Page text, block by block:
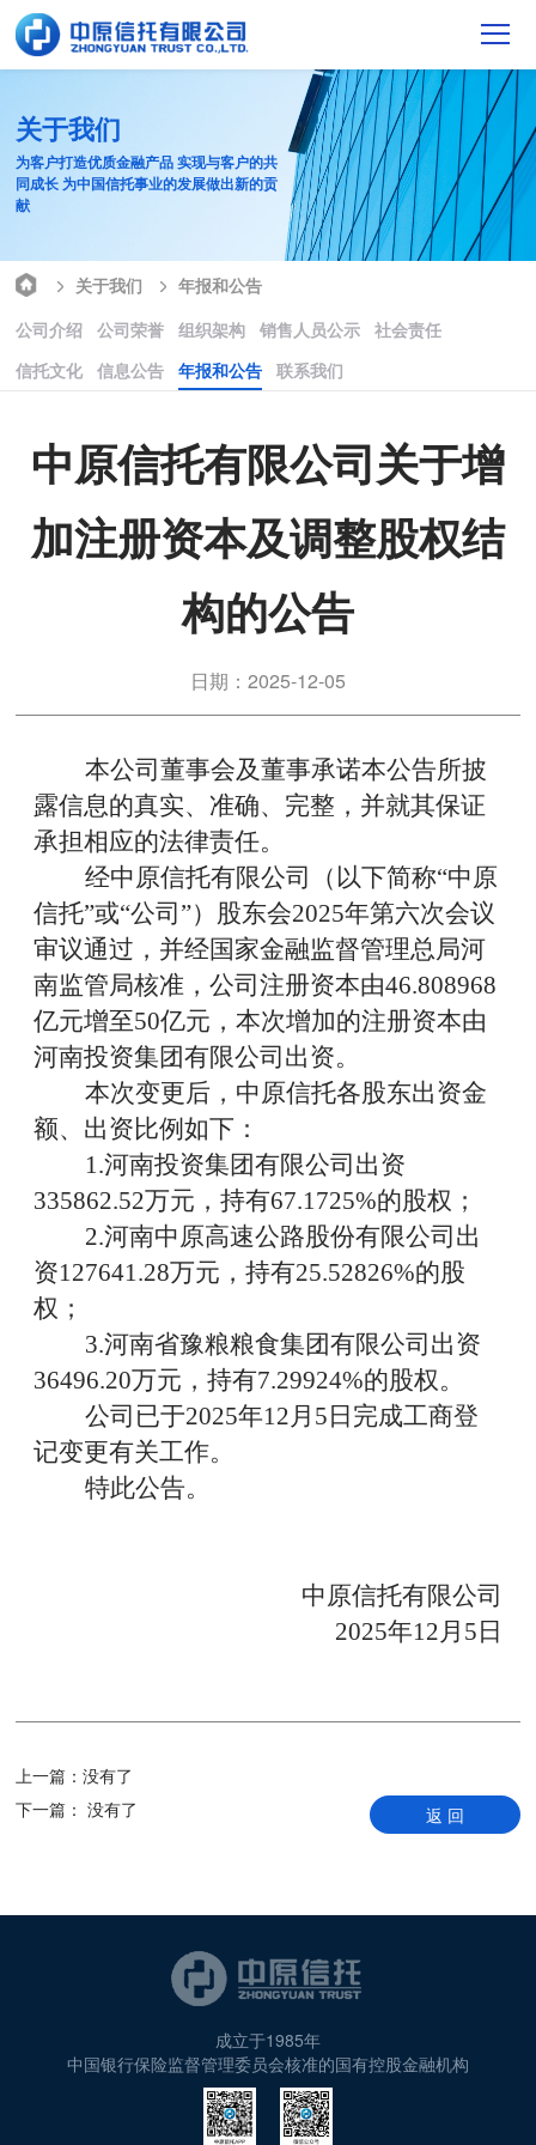
关于我们
为客户打造优质金融产品 实现与客户的共
同成长 为中国信托事业的发展做出新的贡
献
关于我们
年报和公告
公司介绍
公司荣誉 组织架构 销售人员公示
社会责任
信托文化
信息公告 年报和公告 联系我们
中原信托有限公司关于增
加注册资本及调整股权结
构的公告
日期：2025-12-05
本公司董事会及董事承诺本公告所披
露信息的真实、准确、完整，并就其保证
承担相应的法律责任。
经中原信托有限公司
（ 以下简称“中原
信托”或“公司”） 股东会2025年第六次会议
审议通过，并经国家金融监督管理总局河
南监管局核准，公司注册资本由46.808968
亿元增至50亿元 ，本次增加的注册资本由
河南投资集团有限公司出资。
本次变更后，中原信托各股东出资金
额、出资比例如下：
1.河南投资集团有限公司 出资
335862.52万元，持有67.1725%的股权 ；
2.河南中原高速公路股份有限公司 出
资127641.28万元，持有25.52826%的股
权 ；
3.河南省豫粮粮食集团有限公司出资
36496.20万元，持有7.29924%的股权。
公司已于2025年12月 5 日 完成工商登
记变更有关工作。
特此公告。
中原信托有限公司
2025年12月 5 日
上一篇：没有了
下一篇： 没有了 返 回
成立于1985年
中国银行保险监督管理委员会核准的国有控股金融机构